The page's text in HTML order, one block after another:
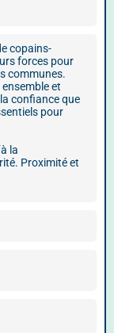
copains-
forces pour
communes.
et
confiance que
pour
la
Proximité et